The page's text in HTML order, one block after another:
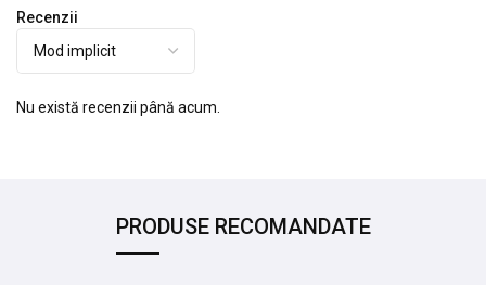
Recenzii
Nu există recenzii până acum.
PRODUSE RECOMANDATE